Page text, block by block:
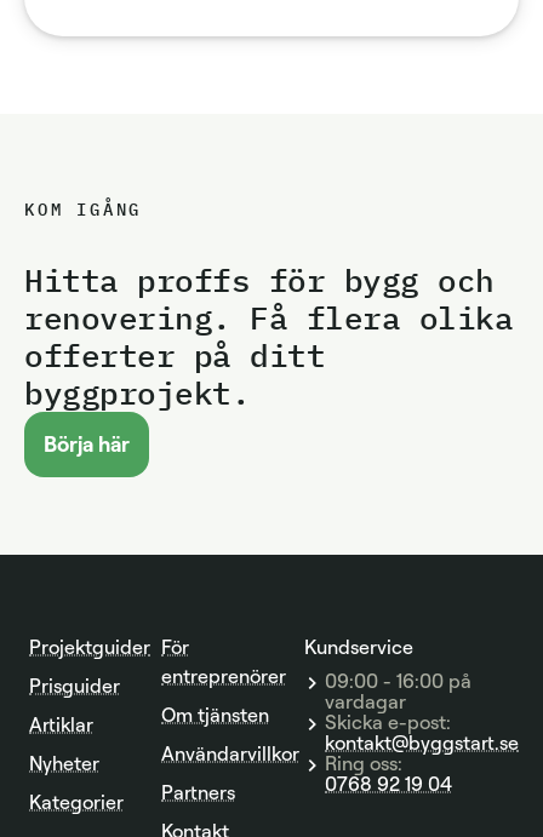
KOM IGÅNG
Hitta proffs för bygg och
renovering. Få flera olika
offerter på ditt
byggprojekt.
Börja här
Projektguider
Prisguider
Artiklar
Nyheter
Kategorier
För
entreprenörer
Om tjänsten
Användarvillkor
Partners
Kontakt
Kundservice
09:00 - 16:00 på
vardagar
Skicka e-post:
kontakt@byggstart.se
Ring oss:
0768 92 19 04